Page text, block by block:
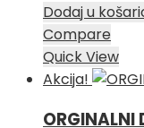
Dodaj u
Compare
Quick View
Akcija!
ORGINALNI